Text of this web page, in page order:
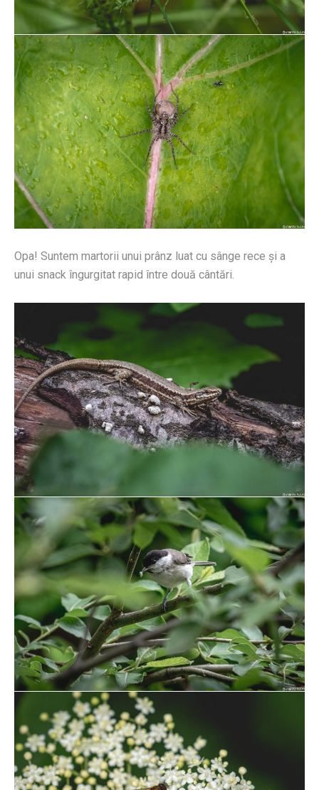
Opa! Suntem martorii unui prânz luat cu sânge rece și a
unui snack îngurgitat rapid între două cântări.